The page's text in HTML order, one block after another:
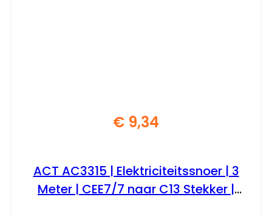
€ 9,34
ACT AC3315 | Elektriciteitssnoer | 3
Meter | CEE7/7 naar C13 Stekker |